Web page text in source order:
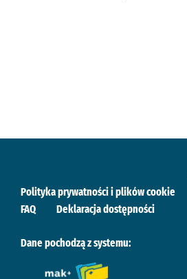
Polityka prywatności i plików cookie
FAQ
Deklaracja dostępności
Dane pochodzą z systemu: